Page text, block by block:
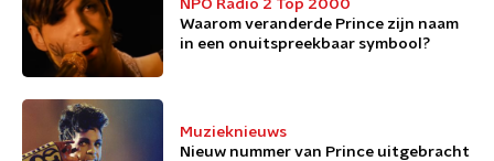
NPO Radio 2 Top 2000
Waarom veranderde Prince zijn naam
in een onuitspreekbaar symbool?
Muzieknieuws
Nieuw nummer van Prince uitgebracht